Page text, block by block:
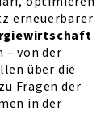
erneuerbarer
– von der
über die
Fragen der
in der